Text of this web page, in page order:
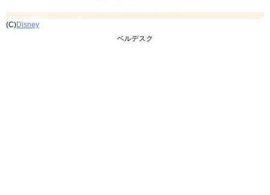
(C)Disney
ベルデスク